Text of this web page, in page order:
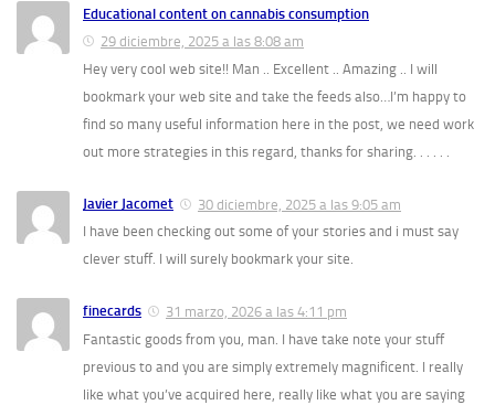
Educational content on cannabis consumption
29 diciembre, 2025 a las 8:08 am
Hey very cool web site!! Man .. Excellent .. Amazing .. I will
bookmark your web site and take the feeds also…I’m happy to
find so many useful information here in the post, we need work
out more strategies in this regard, thanks for sharing. . . . . .
Javier Jacomet
30 diciembre, 2025 a las 9:05 am
I have been checking out some of your stories and i must say
clever stuff. I will surely bookmark your site.
finecards
31 marzo, 2026 a las 4:11 pm
Fantastic goods from you, man. I have take note your stuff
previous to and you are simply extremely magnificent. I really
like what you’ve acquired here, really like what you are saying